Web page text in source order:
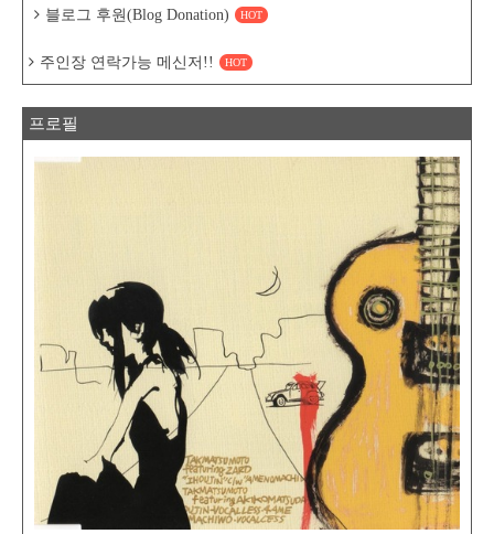
블로그 후원(Blog Donation) HOT
주인장 연락가능 메신저!! HOT
프로필